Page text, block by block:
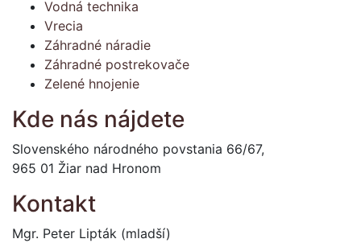
Vodná technika
Vrecia
Záhradné náradie
Záhradné postrekovače
Zelené hnojenie
Kde nás nájdete
Slovenského národného povstania 66/67,
965 01 Žiar nad Hronom
Kontakt
Mgr. Peter Lipták (mladší)